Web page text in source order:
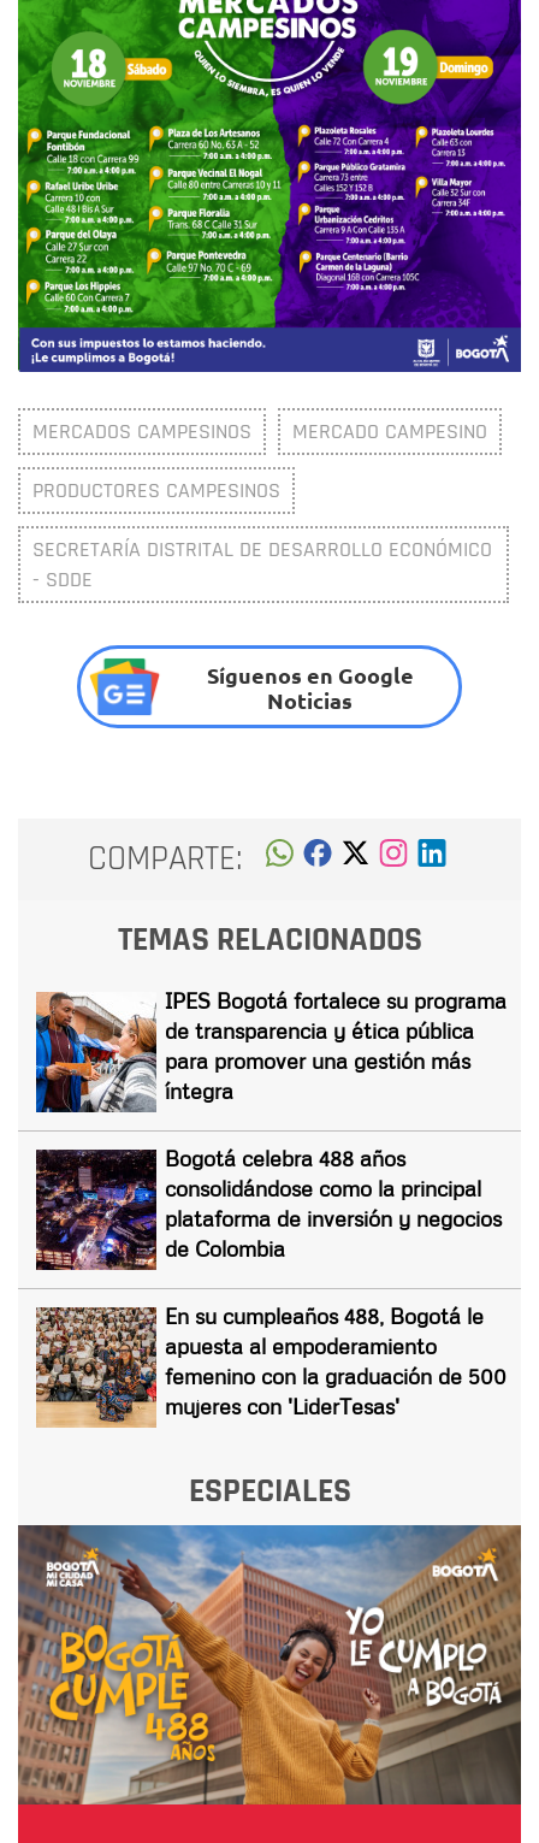
MERCADOS CAMPESINOS MERCADO CAMPESINO
PRODUCTORES CAMPESINOS
SECRETARÍA DISTRITAL DE DESARROLLO ECONÓMICO
- SDDE
Síguenos en Google
Noticias
COMPARTE:
TEMAS RELACIONADOS
IPES Bogotá fortalece su programa
de transparencia y ética pública
para promover una gestión más
íntegra
Bogotá celebra 488 años
consolidándose como la principal
plataforma de inversión y negocios
de Colombia
En su cumpleaños 488, Bogotá le
apuesta al empoderamiento
femenino con la graduación de 500
mujeres con 'LiderTesas'
ESPECIALES